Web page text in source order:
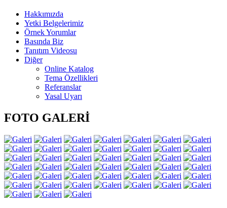
Hakkımızda
Yetki Belgelerimiz
Örnek Yorumlar
Basında Biz
Tanıtım Videosu
Diğer
Online Katalog
Tema Özellikleri
Referanslar
Yasal Uyarı
FOTO GALERİ